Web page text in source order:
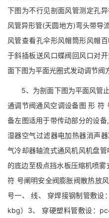
下图为不行见剖面风管测定孔
风管异形管(天圆地方)弯头带导
风管查看孔伞形风帽筒形风帽
于斜插板送风口蝶阀回风口对
面下图为平面光圈式发动调节阀
5、为剖面下图为平面风管止
通调节阀通风空调设备图 形 符
备左图适用于带传动部分的设
湿器空气过滤器电加热器消声
气冷却器轴流式通风机风机盘
的底边至极点挡水板压缩机喷
符 号阐明安全阀膨胀阀散热放
号一、 线、 穿焊接钢制管敷设
kbg）3、 穿硬塑料管敷设：